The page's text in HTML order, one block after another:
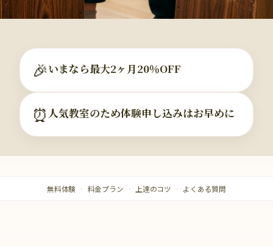
🎉いまなら最大2ヶ月20％OFF
⏰ 人気教室のため体験申し込みはお早めに
無料体験 料金プラン 上達のコツ よくある質問